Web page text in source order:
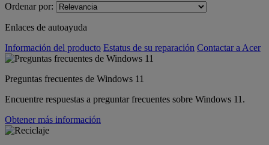
Ordenar por:
Enlaces de autoayuda
Información del producto Estatus de su reparación Contactar a Acer
Preguntas frecuentes de Windows 11
Encuentre respuestas a preguntar frecuentes sobre Windows 11.
Obtener más información